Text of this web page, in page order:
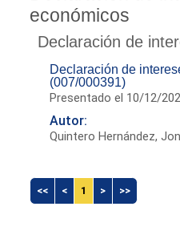
económicos
Declaración de
Declaración de
(007/000391)
Presentado el 10/12/
Autor:
Quintero Hernández,
<< < 1 > >>